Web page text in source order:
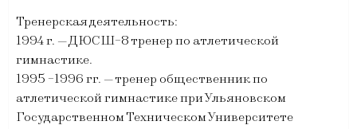
Тренерская деятельность:
1994 г. — ДЮСШ-8 тренер по атлетической
гимнастике.
1995 -1996 гг. — тренер общественник по
атлетической гимнастике при Ульяновском
Государственном Техническом Университете